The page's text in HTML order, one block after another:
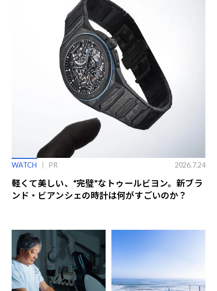
WATCH PR 2026.7.24
軽くて美しい、“完璧”なトゥールビヨン。新ブラ
ンド・ビアンシェの時計は何がすごいのか？